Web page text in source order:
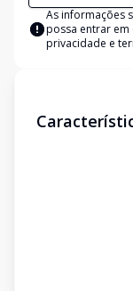
As informações
possa entrar
privacidade e